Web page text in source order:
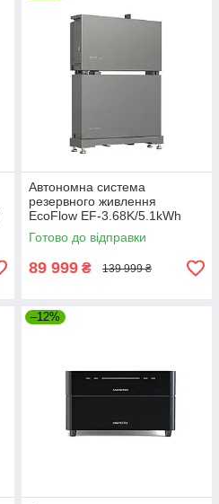
Автономна система
резервного живлення
EcoFlow EF-3.68K/5.1kWh
інвертор + батарея +
підставка під батарею (EF-
3.68K/5.1kWh)
Готово до відправки
89 999 ₴ 139 999 ₴
–12%